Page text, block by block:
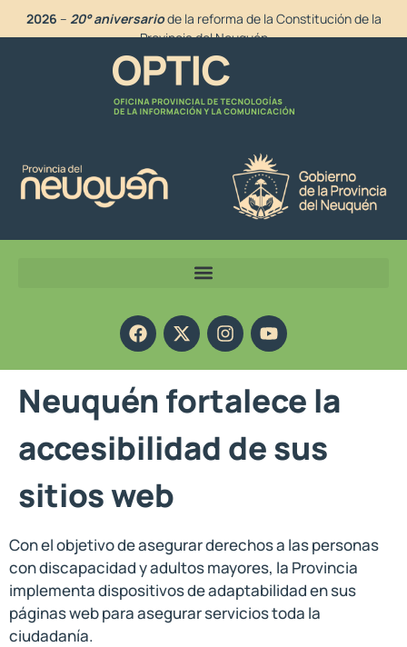
2026 – 20° aniversariode la reforma de la Constitución de la
Provincia del Neuquén
Neuquén fortalece la
accesibilidad de sus
sitios web
Con el objetivo de asegurar derechos a las personas
con discapacidad y adultos mayores, la Provincia
implementa dispositivos de adaptabilidad en sus
páginas web para asegurar servicios toda la
ciudadanía.